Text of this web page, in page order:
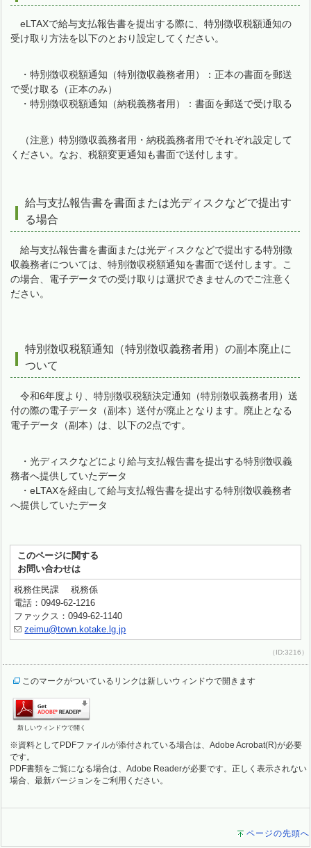
eLTAXで給与支払報告書を提出する際に、特別徴収税額通知の
受け取り方法を以下のとおり設定してください。
・特別徴収税額通知（特別徴収義務者用）：正本の書面を郵送
で受け取る（正本のみ）
・特別徴収税額通知（納税義務者用）：書面を郵送で受け取る
（注意）特別徴収義務者用・納税義務者用でそれぞれ設定して
ください。なお、税額変更通知も書面で送付します。
給与支払報告書を書面または光ディスクなどで提出す
る場合
給与支払報告書を書面または光ディスクなどで提出する特別徴
収義務者については、特別徴収税額通知を書面で送付します。こ
の場合、電子データでの受け取りは選択できませんのでご注意く
ださい。
特別徴収税額通知（特別徴収義務者用）の副本廃止に
ついて
令和6年度より、特別徴収税額決定通知（特別徴収義務者用）送
付の際の電子データ（副本）送付が廃止となります。廃止となる
電子データ（副本）は、以下の2点です。
・光ディスクなどにより給与支払報告書を提出する特別徴収義
務者へ提供していたデータ
・eLTAXを経由して給与支払報告書を提出する特別徴収義務者
へ提供していたデータ
このページに関する
お問い合わせは
税務住民課 税務係
電話：0949-62-1216
ファックス：0949-62-1140
zeimu@town.kotake.lg.jp
（ID:3216）
このマークがついているリンクは新しいウィンドウで開きます
新しいウィンドウで開く
※資料としてPDFファイルが添付されている場合は、Adobe Acrobat(R)が必要
です。
PDF書類をご覧になる場合は、Adobe Readerが必要です。正しく表示されない
場合、最新バージョンをご利用ください。
ページの先頭へ